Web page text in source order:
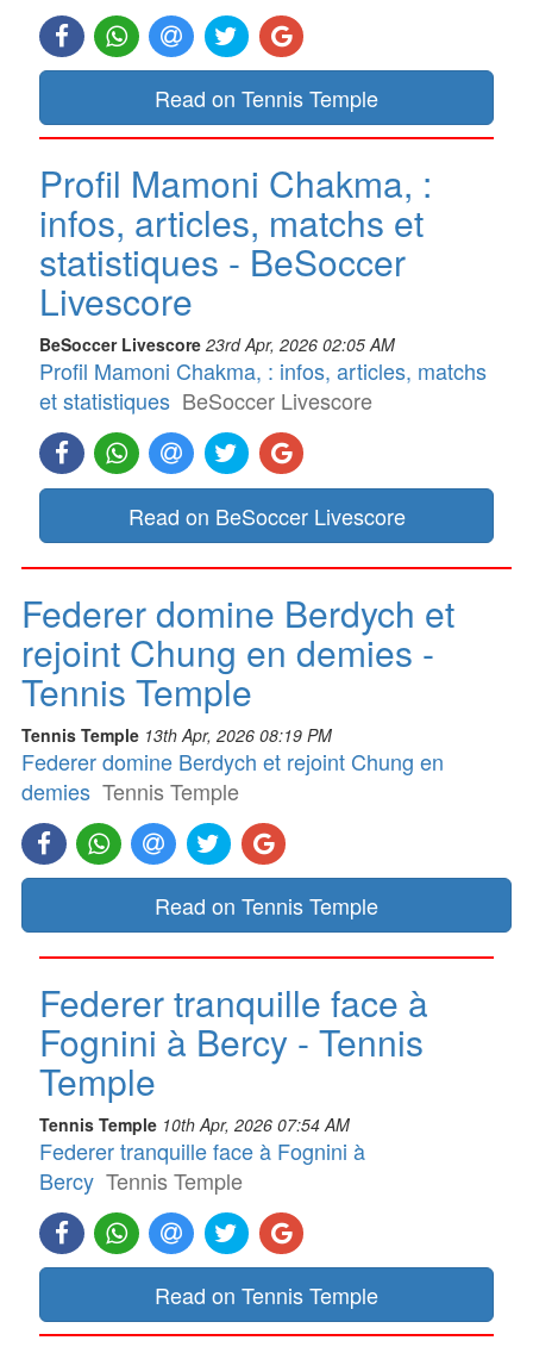
Read on Tennis Temple
Profil Mamoni Chakma, :
infos, articles, matchs et
statistiques - BeSoccer
Livescore
BeSoccer Livescore 23rd Apr, 2026 02:05 AM
Profil Mamoni Chakma, : infos, articles, matchs
et statistiques BeSoccer Livescore
Read on BeSoccer Livescore
Federer domine Berdych et
rejoint Chung en demies -
Tennis Temple
Tennis Temple 13th Apr, 2026 08:19 PM
Federer domine Berdych et rejoint Chung en
demies Tennis Temple
Read on Tennis Temple
Federer tranquille face à
Fognini à Bercy - Tennis
Temple
Tennis Temple 10th Apr, 2026 07:54 AM
Federer tranquille face à Fognini à
Bercy Tennis Temple
Read on Tennis Temple